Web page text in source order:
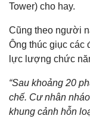
Tower) cho hay.
Cũng theo người
Ông thúc giục các
lực lượng chức
“Sau khoảng 20
chế. Cư nhân
khung cảnh hỗn